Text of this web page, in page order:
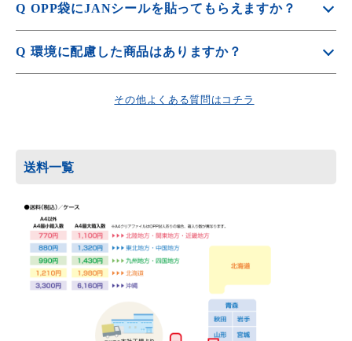
OPP封入オプションご利用の場合は、3営業日納期がプラ
スされます。
詳しくは OPP袋封入 をご覧ください。
Q OPP袋にJANシールを貼ってもらえますか？
A 「ご支給シール貼り」、「シール印刷＋シール貼り」も承
っております。
ご注文時にオプションよりご選択ください。
オプションの注文方法 をご覧ください。
Q 環境に配慮した商品はありますか？
A SDGsに貢献できる、脱プラ・エコ素材を利用した商品も
取り扱っています。その他よくある質問はコチラ
送料一覧